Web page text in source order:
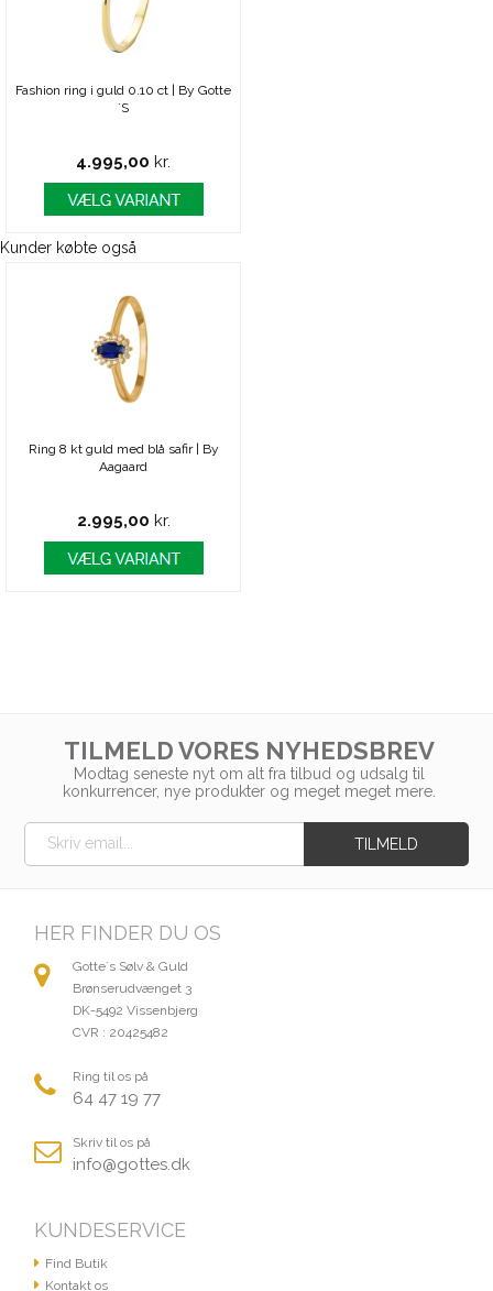
Fashion ring i guld 0.10 ct | By Gotte
´S
4.995,00 kr.
Kunder købte også
Ring 8 kt guld med blå safir | By
Aagaard
2.995,00 kr.
TILMELD VORES NYHEDSBREV
Modtag seneste nyt om alt fra tilbud og udsalg til
konkurrencer, nye produkter og meget meget mere.
HER FINDER DU OS
Gotte´s Sølv & Guld
Brønserudvænget 3
DK-5492 Vissenbjerg
CVR : 20425482
Ring til os på
64 47 19 77
Skriv til os på
info@gottes.dk
KUNDESERVICE
Find Butik
Kontakt os